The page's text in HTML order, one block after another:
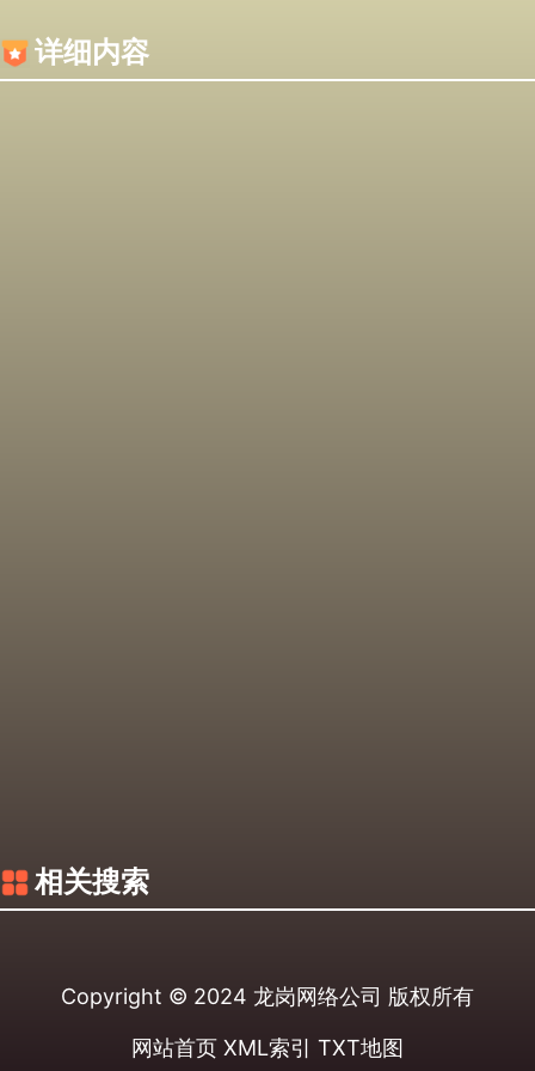
详细内容
相关搜索
Copyright © 2024 龙岗网络公司 版权所有
网站首页 XML索引 TXT地图